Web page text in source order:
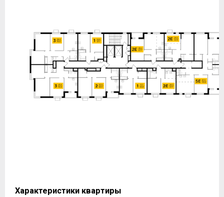
Характеристики квартиры